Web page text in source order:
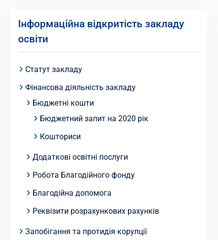
Інформаційна відкритість закладу
освіти
Статут закладу
Фінансова діяльність закладу
Бюджетні кошти
Бюджетний запит на 2020 рік
Кошториси
Додаткові освітні послуги
Робота Благодійного фонду
Благодійна допомога
Реквізити розрахункових рахунків
Запобігання та протидія корупції